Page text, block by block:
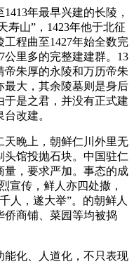
年最早兴建的长陵，
寿山”，1423年他于北征
程曲至1427年始全数完
公里多的完整建建群。13
帝朱厚的永陵和万历帝朱
最大，其余陵墓则是身后
是之君，并没有正式建
改建。
晚上，朝鲜仁川外里无
头馆投抛石块。中国驻仁
量，要求严加。事态的成
宣传，鲜人亦四处撒，
人，遂大举”。的朝鲜人
侨商铺、菜园等均被捣
化、人道化，不只表现